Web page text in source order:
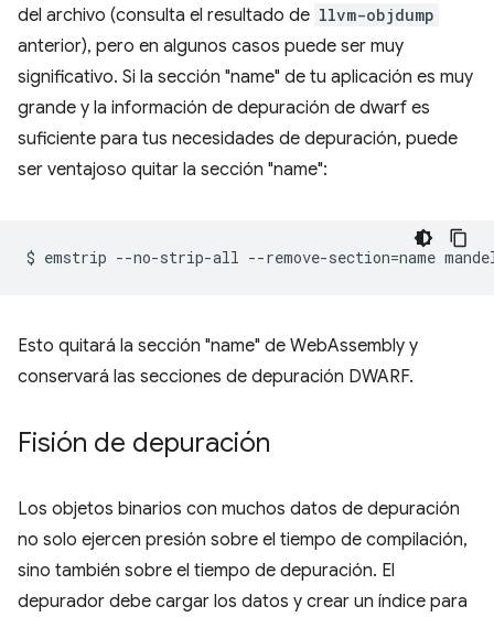
del archivo (consulta el resultado de llvm-objdump
anterior), pero en algunos casos puede ser muy
significativo. Si la sección "name" de tu aplicación es muy
grande y la información de depuración de dwarf es
suficiente para tus necesidades de depuración, puede
ser ventajoso quitar la sección "name":
$ emstrip --no-strip-all --remove-section=name
Esto quitará la sección "name" de WebAssembly y
conservará las secciones de depuración DWARF.
Fisión de depuración
Los objetos binarios con muchos datos de depuración
no solo ejercen presión sobre el tiempo de compilación,
sino también sobre el tiempo de depuración. El
depurador debe cargar los datos y crear un índice para